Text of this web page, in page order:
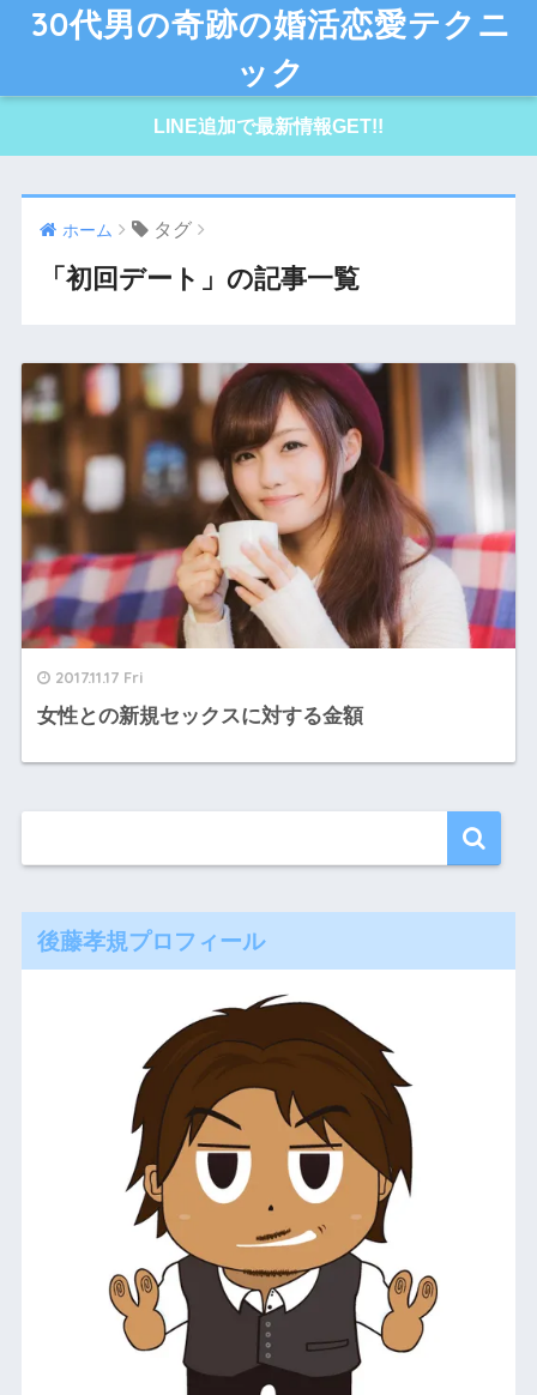
30代男の奇跡の婚活恋愛テクニ
ック
LINE追加で最新情報GET!!
ホーム タグ
「初回デート」の記事一覧
2017.11.17 Fri
女性との新規セックスに対する金額
後藤孝規プロフィール